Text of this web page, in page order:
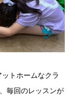
トホームなクラ
毎回のレッスンが